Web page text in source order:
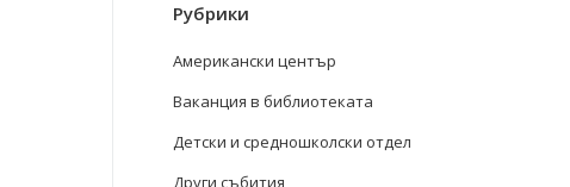
Рубрики
Американски център
Ваканция в библиотеката
Детски и средношколски отдел
Други събития